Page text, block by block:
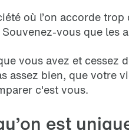
où l’on accorde
vous que les
vous avez et
assez bien, que votre
c'est vous.
est